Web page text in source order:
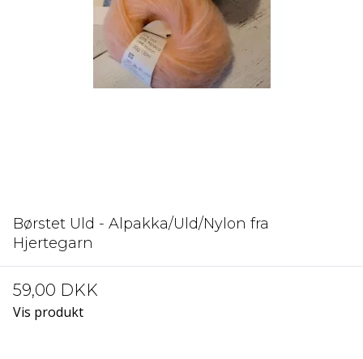
Børstet Uld - Alpakka/Uld/Nylon fra
Hjertegarn
59,00 DKK
Vis produkt